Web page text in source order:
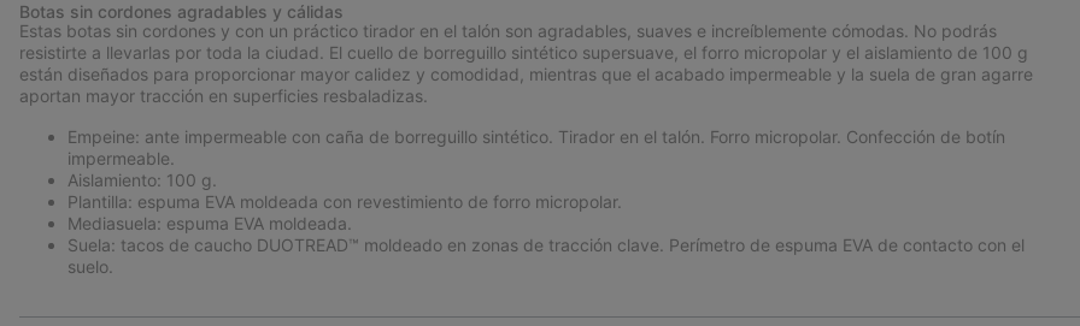
Botas sin cordones agradables y cálidas
Estas botas sin cordones y con un práctico tirador en el talón son agradables, suaves e increíblemente cómodas. No podrás
resistirte a llevarlas por toda la ciudad. El cuello de borreguillo sintético supersuave, el forro micropolar y el aislamiento de 100 g
están diseñados para proporcionar mayor calidez y comodidad, mientras que el acabado impermeable y la suela de gran agarre
aportan mayor tracción en superficies resbaladizas.
Empeine: ante impermeable con caña de borreguillo sintético. Tirador en el talón. Forro micropolar. Confección de botín
impermeable.
Aislamiento: 100 g.
Plantilla: espuma EVA moldeada con revestimiento de forro micropolar.
Mediasuela: espuma EVA moldeada.
Suela: tacos de caucho DUOTREAD™ moldeado en zonas de tracción clave. Perímetro de espuma EVA de contacto con el
suelo.